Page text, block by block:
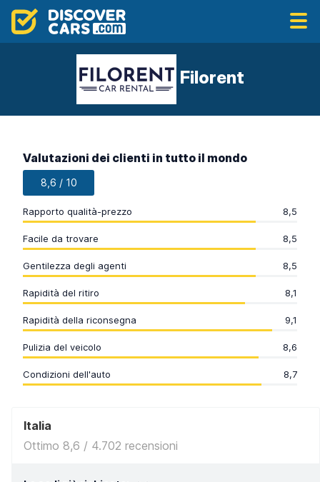
Filorent
Valutazioni dei clienti in tutto il mondo
8,6 / 10
Rapporto qualità-prezzo 8,5
Facile da trovare 8,5
Gentilezza degli agenti 8,5
Rapidità del ritiro 8,1
Rapidità della riconsegna 9,1
Pulizia del veicolo 8,6
Condizioni dell'auto 8,7
Italia
Ottimo 8,6 / 4.702 recensioni